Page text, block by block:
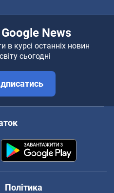
News
в курсі останніх новин
сьогодні
Політика